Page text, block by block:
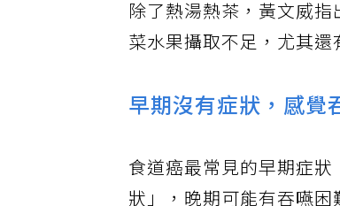
除了熱湯熱茶，黃文威
菜水果攝取不足，尤其還
早期沒有症狀，感覺
食道癌最常見的早期症